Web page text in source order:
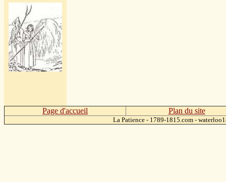
Page d'accueil Plan du site
La Patience - 1789-1815.com -